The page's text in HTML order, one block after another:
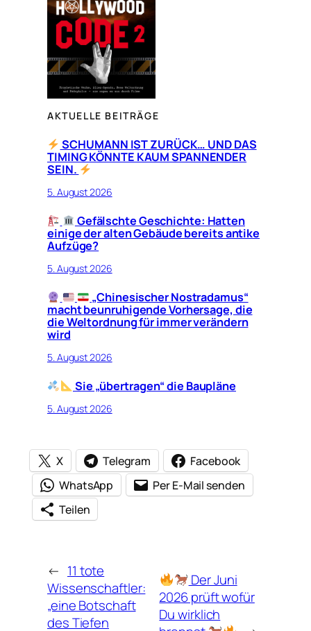
AKTUELLE BEITRÄGE
SCHUMANN IST ZURÜCK… UND DAS
TIMING KÖNNTE KAUM SPANNENDER
SEIN.
5. August 2026
Gefälschte Geschichte: Hatten
einige der alten Gebäude bereits antike
Aufzüge?
5. August 2026
„Chinesischer Nostradamus“
macht beunruhigende Vorhersage, die
die Weltordnung für immer verändern
wird
5. August 2026
Sie „übertragen“ die Baupläne
5. August 2026
X Telegram
Facebook
WhatsApp
Per E-Mail senden
Teilen
← 11 tote
Wissenschaftler:
„eine Botschaft
des Tiefen
Der Juni
2026 prüft wofür
Du wirklich